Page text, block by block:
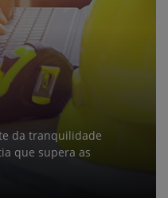
da tranquilidade
que supera as